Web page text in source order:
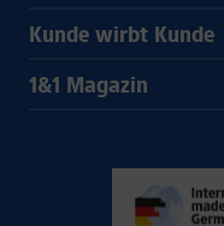
Kunde wirbt Kunde
1&1 Magazin